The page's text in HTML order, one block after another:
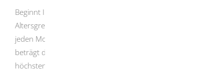
Beginnt Ihre Rente vor der für Sie maßgeblichen
Altersgrenze, müssen Sie Abschläge in Kauf nehmen.
jeden Monat, den Sie früher diese Rente beziehen,
beträgt der Abschlag 0,3 Prozent, insgesamt jedoch
höchstens 10,8 Prozent. Lassen Sie sich bei der